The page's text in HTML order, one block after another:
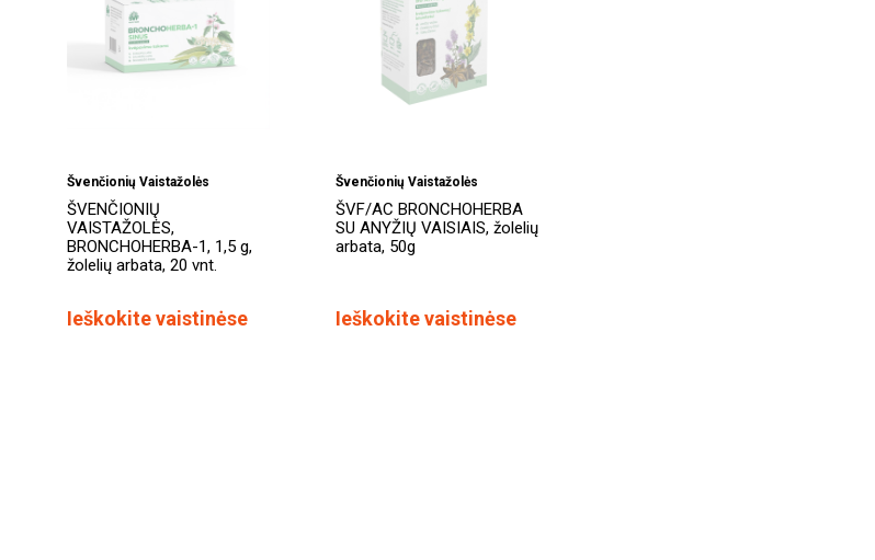
Švenčionių Vaistažolės
ŠVENČIONIŲ
VAISTAŽOLĖS,
BRONCHOHERBA-1, 1,5 g,
žolelių arbata, 20 vnt.
Ieškokite vaistinėse
Švenčionių Vaistažolės
ŠVF/AC BRONCHOHERBA
SU ANYŽIŲ VAISIAIS, žolelių
arbata, 50g
Ieškokite vaistinėse